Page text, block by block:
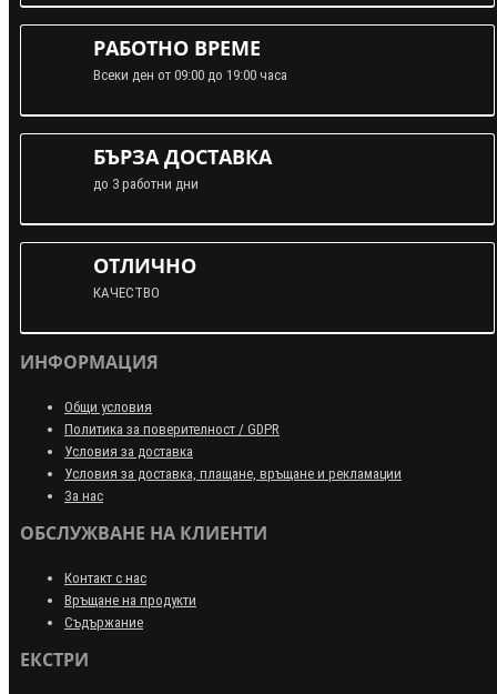
РАБОТНО ВРЕМЕ
Всеки ден от 09:00 до 19:00 часа
БЪРЗА ДОСТАВКА
до 3 работни дни
ОТЛИЧНО
КАЧЕСТВО
ИНФОРМАЦИЯ
Общи условия
Политика за поверителност / GDPR
Условия за доставка
Условия за доставка, плащане, връщане и рекламации
За нас
ОБСЛУЖВАНЕ НА КЛИЕНТИ
Контакт с нас
Връщане на продукти
Съдържание
ЕКСТРИ